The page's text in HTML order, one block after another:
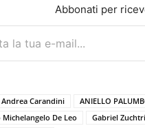
Abbonati per
Andrea Carandini ANIELLO
Michelangelo De Leo
Gabriel